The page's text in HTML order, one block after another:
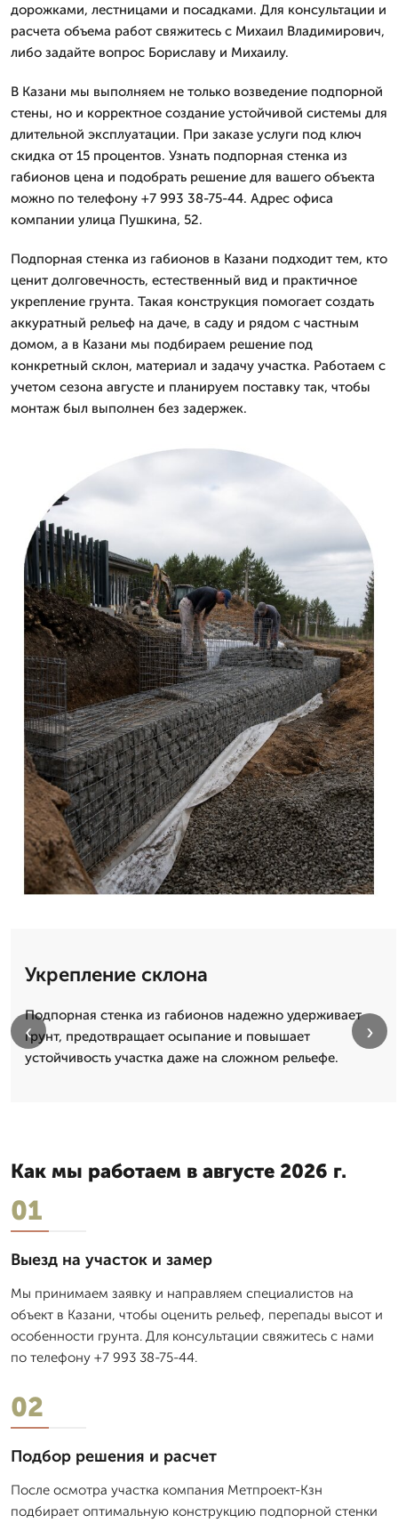
дорожками, лестницами и посадками. Для консультации и
расчета объема работ свяжитесь с Михаил Владимирович,
либо задайте вопрос Бориславу и Михаилу.
В Казани мы выполняем не только возведение подпорной
стены, но и корректное создание устойчивой системы для
длительной эксплуатации. При заказе услуги под ключ
скидка от 15 процентов. Узнать подпорная стенка из
габионов цена и подобрать решение для вашего объекта
можно по телефону +7 993 38-75-44. Адрес офиса
компании улица Пушкина, 52.
Подпорная стенка из габионов в Казани подходит тем, кто
ценит долговечность, естественный вид и практичное
укрепление грунта. Такая конструкция помогает создать
аккуратный рельеф на даче, в саду и рядом с частным
домом, а в Казани мы подбираем решение под
конкретный склон, материал и задачу участка. Работаем с
учетом сезона августе и планируем поставку так, чтобы
монтаж был выполнен без задержек.
Укрепление склона
Подпорная стенка из габионов надежно удерживает
грунт, предотвращает осыпание и повышает
устойчивость участка даже на сложном рельефе.
‹ ›
Как мы работаем в августе 2026 г.
01
Выезд на участок и замер
Мы принимаем заявку и направляем специалистов на
объект в Казани, чтобы оценить рельеф, перепады высот и
особенности грунта. Для консультации свяжитесь с нами
по телефону +7 993 38-75-44.
02
Подбор решения и расчет
После осмотра участка компания Метпроект-Кзн
подбирает оптимальную конструкцию подпорной стенки